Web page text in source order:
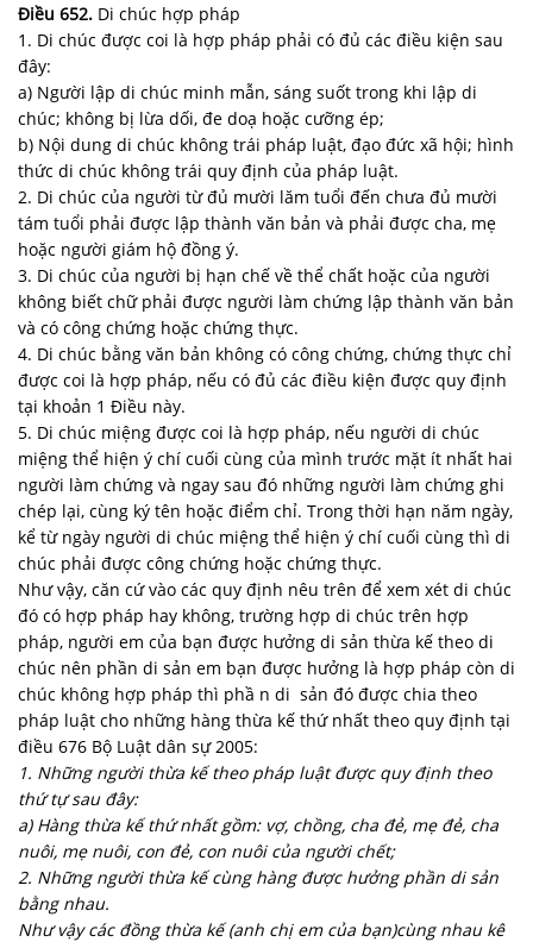
Điều 652. Di chúc hợp pháp
1. Di chúc được coi là hợp pháp phải có đủ các điều kiện sau
đây:
a) Người lập di chúc minh mẫn, sáng suốt trong khi lập di
chúc; không bị lừa dối, đe doạ hoặc cưỡng ép;
b) Nội dung di chúc không trái pháp luật, đạo đức xã hội; hình
thức di chúc không trái quy định của pháp luật.
2. Di chúc của người từ đủ mười lăm tuổi đến chưa đủ mười
tám tuổi phải được lập thành văn bản và phải được cha, mẹ
hoặc người giám hộ đồng ý.
3. Di chúc của người bị hạn chế về thể chất hoặc của người
không biết chữ phải được người làm chứng lập thành văn bản
và có công chứng hoặc chứng thực.
4. Di chúc bằng văn bản không có công chứng, chứng thực chỉ
được coi là hợp pháp, nếu có đủ các điều kiện được quy định
tại khoản 1 Điều này.
5. Di chúc miệng được coi là hợp pháp, nếu người di chúc
miệng thể hiện ý chí cuối cùng của mình trước mặt ít nhất hai
người làm chứng và ngay sau đó những người làm chứng ghi
chép lại, cùng ký tên hoặc điểm chỉ. Trong thời hạn năm ngày,
kể từ ngày người di chúc miệng thể hiện ý chí cuối cùng thì di
chúc phải được công chứng hoặc chứng thực.
Như vậy, căn cứ vào các quy định nêu trên để xem xét di chúc
đó có hợp pháp hay không, trường hợp di chúc trên hợp
pháp, người em của bạn được hưởng di sản thừa kế theo di
chúc nên phần di sản em bạn được hưởng là hợp pháp còn di
chúc không hợp pháp thì phầ n di sản đó được chia theo
pháp luật cho những hàng thừa kế thứ nhất theo quy định tại
điều 676 Bộ Luật dân sự 2005:
1. Những người thừa kế theo pháp luật được quy định theo
thứ tự sau đây:
a) Hàng thừa kế thứ nhất gồm: vợ, chồng, cha đẻ, mẹ đẻ, cha
nuôi, mẹ nuôi, con đẻ, con nuôi của người chết;
2. Những người thừa kế cùng hàng được hưởng phần di sản
bằng nhau.
Như vậy các đồng thừa kế (anh chị em của bạn)cùng nhau kê